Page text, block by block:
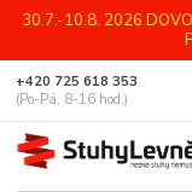
30.7.-10.8. 2026
+420 725 618 353
(Po-Pá, 8-16 hod.)